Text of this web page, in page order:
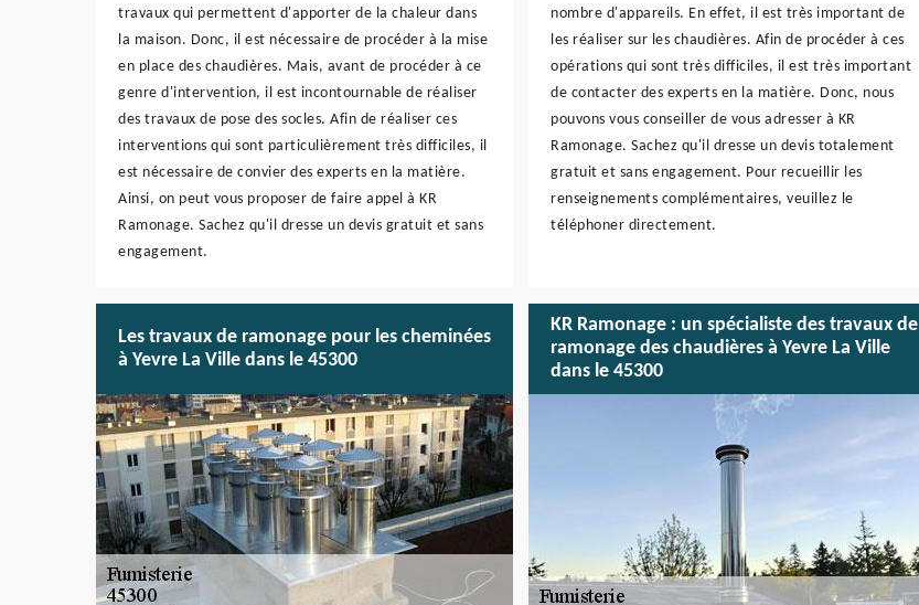
travaux qui permettent d'apporter de la chaleur dans
la maison. Donc, il est nécessaire de procéder à la mise
en place des chaudières. Mais, avant de procéder à ce
genre d'intervention, il est incontournable de réaliser
des travaux de pose des socles. Afin de réaliser ces
interventions qui sont particulièrement très difficiles, il
est nécessaire de convier des experts en la matière.
Ainsi, on peut vous proposer de faire appel à KR
Ramonage. Sachez qu'il dresse un devis gratuit et sans
engagement.
nombre d'appareils. En effet, il est très important de
les réaliser sur les chaudières. Afin de procéder à ces
opérations qui sont très difficiles, il est très important
de contacter des experts en la matière. Donc, nous
pouvons vous conseiller de vous adresser à KR
Ramonage. Sachez qu'il dresse un devis totalement
gratuit et sans engagement. Pour recueillir les
renseignements complémentaires, veuillez le
téléphoner directement.
Les travaux de ramonage pour les cheminées
à Yevre La Ville dans le 45300
KR Ramonage : un spécialiste des travaux de
ramonage des chaudières à Yevre La Ville
dans le 45300